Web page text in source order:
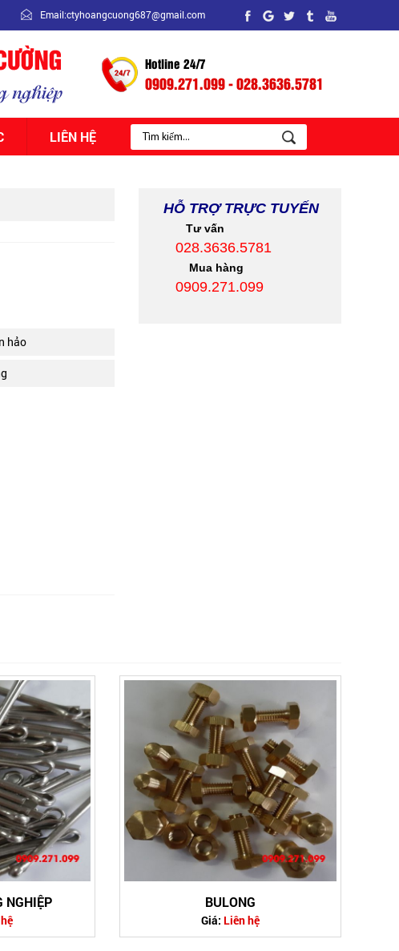
Email:ctyhoangcuong687@gmail.com
Hotline 24/7
0909.271.099 - 028.3636.5781
LIÊN HỆ
hảo
HỖ TRỢ TRỰC TUYẾN
Tư vấn
028.3636.5781
Mua hàng
0909.271.099
NGHIỆP BULONG
Giá: Liên hệ